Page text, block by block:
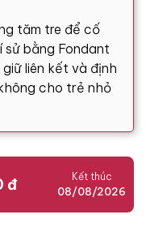
tăm tre để cố
bằng Fondant
liên kết và định
cho trẻ nhỏ
đ Kết thúc
08/08/2026